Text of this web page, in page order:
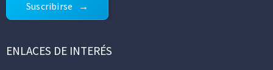
Suscribirse
ENLACES DE INTERÉS